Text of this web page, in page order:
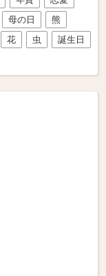
母の日
熊
花 虫
誕生日